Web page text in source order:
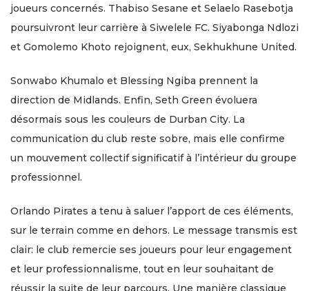
joueurs concernés. Thabiso Sesane et Selaelo Rasebotja
poursuivront leur carrière à Siwelele FC. Siyabonga Ndlozi
et Gomolemo Khoto rejoignent, eux, Sekhukhune United.
Sonwabo Khumalo et Blessing Ngiba prennent la
direction de Midlands. Enfin, Seth Green évoluera
désormais sous les couleurs de Durban City. La
communication du club reste sobre, mais elle confirme
un mouvement collectif significatif à l’intérieur du groupe
professionnel.
Orlando Pirates a tenu à saluer l’apport de ces éléments,
sur le terrain comme en dehors. Le message transmis est
clair: le club remercie ses joueurs pour leur engagement
et leur professionnalisme, tout en leur souhaitant de
réussir la suite de leur parcours. Une manière classique